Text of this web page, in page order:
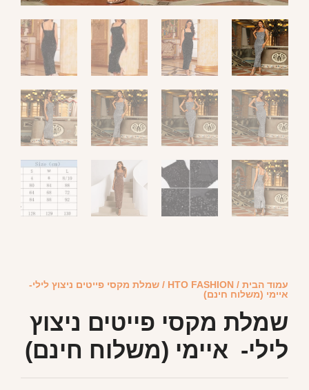
עמוד הבית /
HTO FASHION / שמלת מקסי פייטים ניצוץ לילי-
איימי (משלוח חינם)
שמלת מקסי פייטים ניצוץ
לילי- איימי (משלוח חינם)